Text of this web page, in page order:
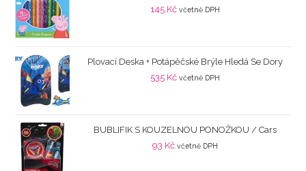
145 Kč včetně DPH
Plovací Deska + Potápěčské Brýle Hledá Se Dory
535 Kč včetně DPH
BUBLIFIK S KOUZELNOU PONOŽKOU / Cars
93 Kč včetně DPH